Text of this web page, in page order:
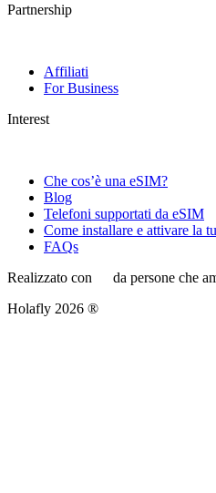
Partnership
Affiliati
For Business
Interest
Che cos’è una eSIM?
Blog
Telefoni supportati da eSIM
Come installare e attivare la
FAQs
Realizzato con
da persone che
Holafly 2026 ®